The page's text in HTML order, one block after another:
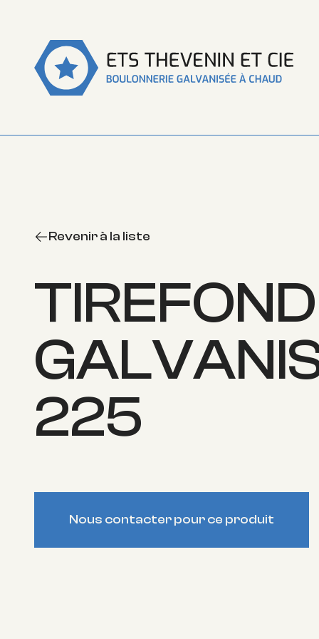
Revenir à la liste
225
Nous contacter pour ce produit